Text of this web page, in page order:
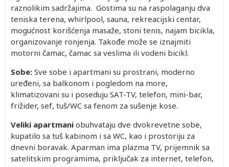
raznolikim sadržajima. Gostima su na raspolaganju dva
teniska terena, whirlpool, sauna, rekreacijski centar,
mogućnost korišćenja masaže, stoni tenis, najam bicikla,
organizovanje ronjenja. Takođe može se iznajmiti
motorni čamac, čamac sa veslima ili vodeni bicikl.
Sobe: Sve sobe i apartmani su prostrani, moderno
uređeni, sa balkonom i pogledom na more,
klimatizovani su i poseduju SAT-TV, telefon, mini-bar,
frižider, sef, tuš/WC sa fenom za sušenje kose.
Veliki apartmani obuhvataju dve dvokrevetne sobe,
kupatilo sa tuš kabinom i sa WC, kao i prostoriju za
dnevni boravak. Aparman ima plazma TV, prijemnik sa
satelitskim programima, priključak za internet, telefon,